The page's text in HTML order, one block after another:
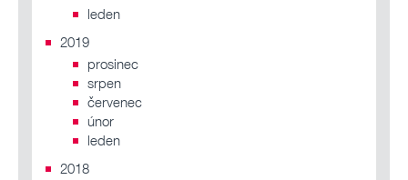
leden
2019
prosinec
srpen
červenec
únor
leden
2018